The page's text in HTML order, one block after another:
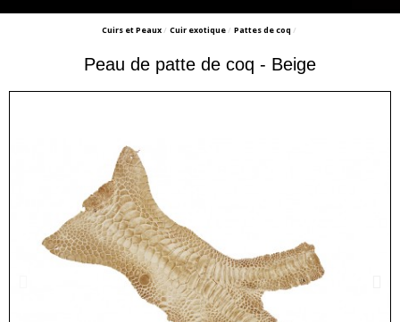
Cuirs et Peaux Cuir exotique Pattes de coq
Peau de patte de coq - Beige